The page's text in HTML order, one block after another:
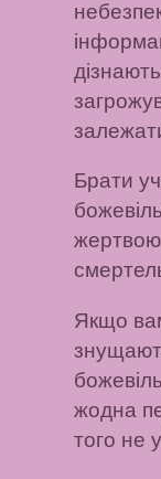
Брати
Якщо
жодна
того не